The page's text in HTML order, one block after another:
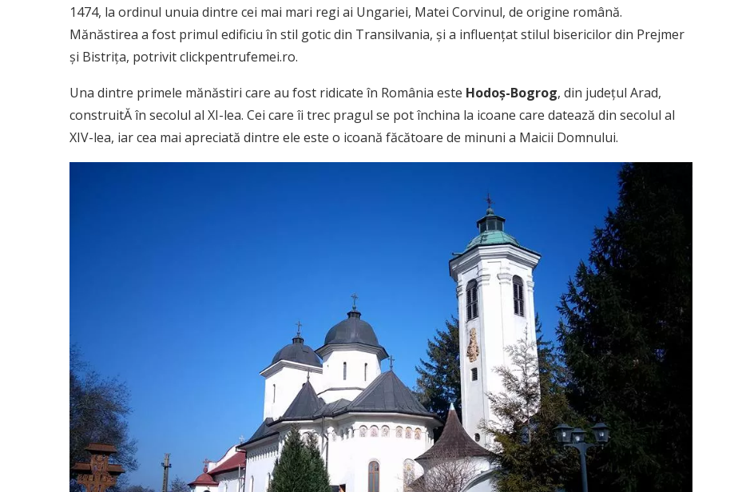
1474, la ordinul unuia dintre cei mai mari regi ai Ungariei, Matei Corvinul, de origine română.
Mănăstirea a fost primul edificiu în stil gotic din Transilvania, și a influențat stilul bisericilor din Prejmer
și Bistrița, potrivit clickpentrufemei.ro.
Una dintre primele mănăstiri care au fost ridicate în România este Hodoș-Bogrog, din județul Arad,
construitĂ în secolul al XI-lea. Cei care îi trec pragul se pot închina la icoane care datează din secolul al
XIV-lea, iar cea mai apreciată dintre ele este o icoană făcătoare de minuni a Maicii Domnului.